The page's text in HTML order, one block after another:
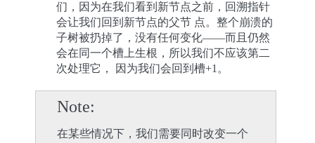
们，因为在我们看到新节点之前，回溯指针
会让我们回到新节点的父节 点。整个崩溃的
子树被扔掉了，没有任何变化——而且仍然
会在同一个槽上生根，所以我们不应该第二
次处理它， 因为我们会回到槽+1。
Note
在某些情况下，我们需要同时改变一个